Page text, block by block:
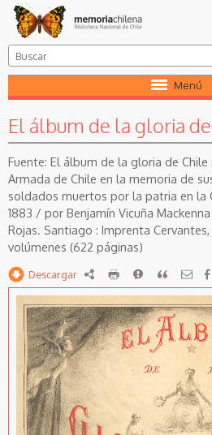
Menú
El álbum de la gloria
El álbum de la gloria de Chile
Armada de Chile en la memoria de
soldados muertos por la patria en la
1883 / por Benjamín Vicuña
Rojas. Santiago : Imprenta Cervantes,
volúmenes (622 páginas)
Descargar RDF imprimirReportarCitar